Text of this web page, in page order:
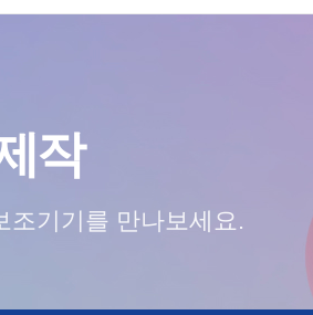
작
조기기를 만나보세요.